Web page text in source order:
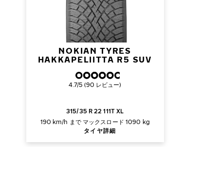
NOKIAN TYRES
HAKKAPELIITTA R5 SUV
総合評価
4.7/5 (90 レビュー)
315/35 R 22 111T XL
190 km/h まで マックスロード 1090 kg
タイヤ詳細